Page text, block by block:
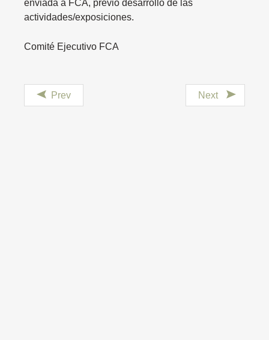
enviada a FCA, previo desarrollo de las
actividades/exposiciones.
Comité Ejecutivo FCA
Prev Next